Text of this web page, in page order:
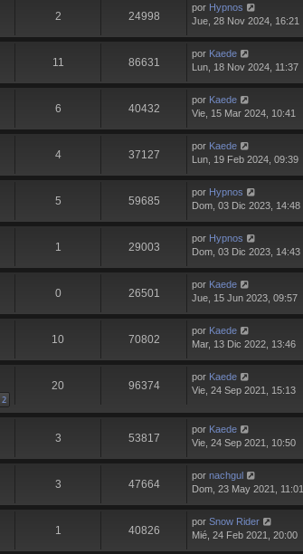
2 24998
por Hypnos
Jue, 28 Nov 2024, 16:21
11 86631
por Kaede
Lun, 18 Nov 2024, 11:37
6 40432
por Kaede
Vie, 15 Mar 2024, 10:41
4 37127
por Kaede
Lun, 19 Feb 2024, 09:39
5 59685
por Hypnos
Dom, 03 Dic 2023, 14:48
1 29003
por Hypnos
Dom, 03 Dic 2023, 14:43
0 26501
por Kaede
Jue, 15 Jun 2023, 09:57
10 70802
por Kaede
Mar, 13 Dic 2022, 13:46
2
20 96374
por Kaede
Vie, 24 Sep 2021, 15:13
3 53817
por Kaede
Vie, 24 Sep 2021, 10:50
3 47664
por nachgul
Dom, 23 May 2021, 11:01
1 40826
por Snow Rider
Mié, 24 Feb 2021, 20:00